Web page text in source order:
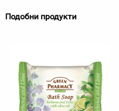
Подобни продукти